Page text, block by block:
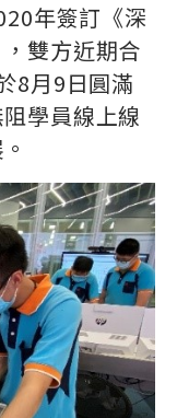
年簽訂《深
雙方近期合
8月9日圓滿
學員線上線